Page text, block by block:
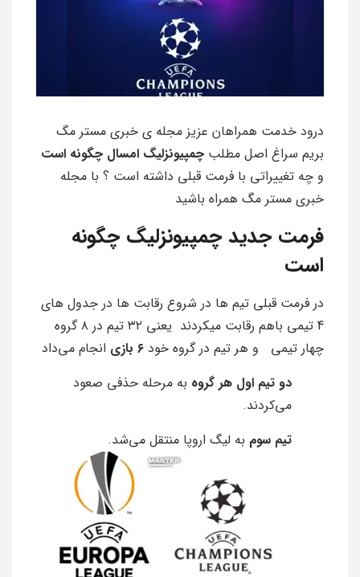
درود خدمت همراهان عزیز مجله ی خبری مستر مگ
بریم سراغ اصل مطلب چمپیونزلیگ امسال چگونه است
و چه تغییراتی با فرمت قبلی داشته است ؟ با مجله
خبری مستر مگ همراه باشید
فرمت جدید چمپیونزلیگ چگونه
است
در فرمت قبلی تیم ها در شروع رقابت ها در جدول های
4 تیمی باهم رقابت میکردند یعنی ۳۲ تیم در ۸ گروه
چهار تیمی و هر تیم در گروه خود ۶ بازی
انجام می‌داد
دو تیم اول هر گروه به مرحله حذفی صعود
می‌کردند.
تیم سوم به لیگ اروپا منتقل می‌شد.